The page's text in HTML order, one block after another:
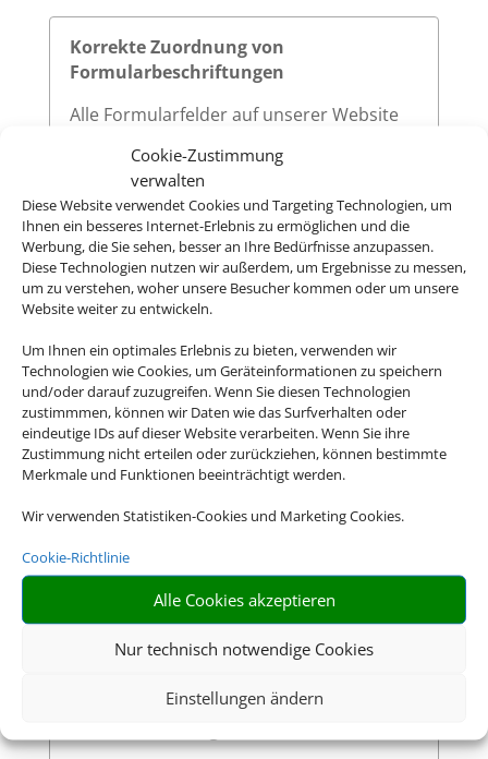
Cookie-Zustimmung
verwalten
Diese Website verwendet Cookies und Targeting Technologien, um
Ihnen ein besseres Internet-Erlebnis zu ermöglichen und die
Werbung, die Sie sehen, besser an Ihre Bedürfnisse anzupassen.
Diese Technologien nutzen wir außerdem, um Ergebnisse zu messen,
um zu verstehen, woher unsere Besucher kommen oder um unsere
Website weiter zu entwickeln.
Um Ihnen ein optimales Erlebnis zu bieten, verwenden wir
Technologien wie Cookies, um Geräteinformationen zu speichern
und/oder darauf zuzugreifen. Wenn Sie diesen Technologien
zustimmmen, können wir Daten wie das Surfverhalten oder
eindeutige IDs auf dieser Website verarbeiten. Wenn Sie ihre
Zustimmung nicht erteilen oder zurückziehen, können bestimmte
Merkmale und Funktionen beeinträchtigt werden.
Wir verwenden Statistiken-Cookies und Marketing Cookies.
Cookie-Richtlinie
Alle Cookies akzeptieren
Nur technisch notwendige Cookies
Einstellungen ändern
Korrekte Zuordnung von
Formularbeschriftungen
Alle Formularfelder auf unserer Website
versehen, die über das for
eindeutig auf die jeweilige
des
Eingabefeldes verweisen. Diese klare
Zuordnung verbessert die
Nutzerfreundlichkeit und sorgt dafür,
dass assistive Technologien wie
Screenreader die Beschriftungen korrekt
vorlesen.
Sichtbarer Fokus
Alle interaktiven Elemente auf unserer
Website – wie Links, Buttons oder
wenn sie per Tastatur ausgewählt werden.
So ermöglichen wir eine vollständige
Bedienung auch ohne Maus.
Sinnvolle Fokusreihenfolge bei